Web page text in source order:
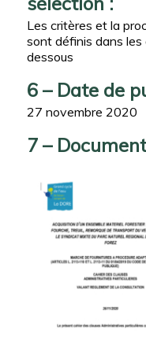
Les critères et la
sont définis dans
dessous
6 – Date de
27 novembre 2020
7 –